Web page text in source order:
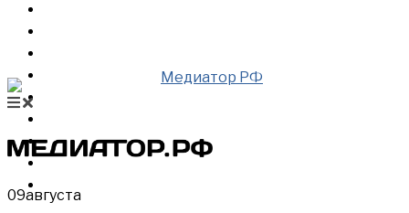
ВИДЕО
09августа